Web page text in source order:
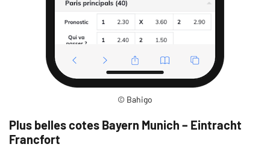
© Bahigo
Plus belles cotes Bayern Munich – Eintracht
Francfort